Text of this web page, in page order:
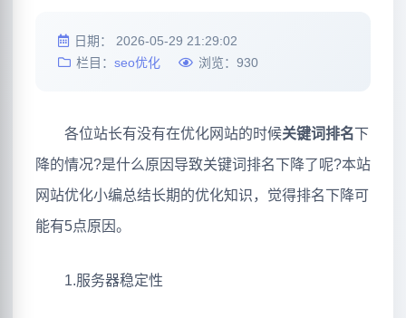
日期： 2026-05-29 21:29:02
栏目： seo优化 浏览： 930
各位站长有没有在优化网站的时候关键词排名下
降的情况?是什么原因导致关键词排名下降了呢?本站
网站优化小编总结长期的优化知识，觉得排名下降可
能有5点原因。
1.服务器稳定性